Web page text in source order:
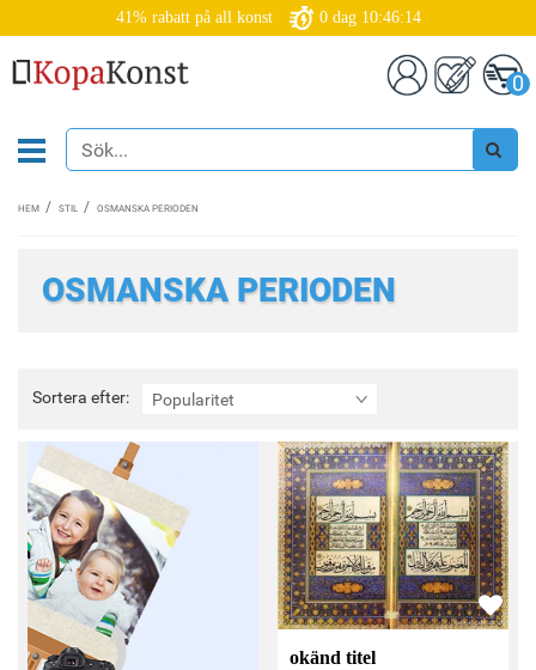
41% rabatt på all konst 0 dag 10:46:12
0
HEM STIL OSMANSKA PERIODEN
OSMANSKA PERIODEN
Sortera efter: Popularitet
Sortera
efter:
okänd titel